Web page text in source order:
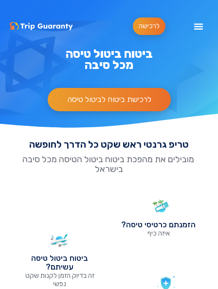
לרכישה
ביטוח ביטול טיסה
מכל סיבה
לרכישת ביטוח לביטול טיסה
טריפ גרנטי ראש שקט כל הדרך לחופשה
מובילים את מהפכת ביטוח ביטול הטיסה מכל סיבה
בישראל
הזמנתם כרטיסי טיסה?
איזה כיף
ביטוח ביטול טיסה
עשיתם?
זה בדיוק הזמן לקנות שקט
נפשי